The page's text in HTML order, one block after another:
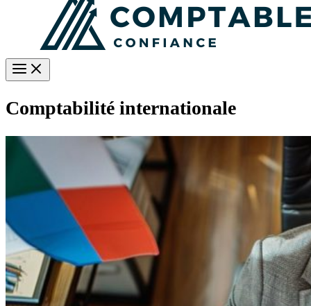
Comptabilité internationale